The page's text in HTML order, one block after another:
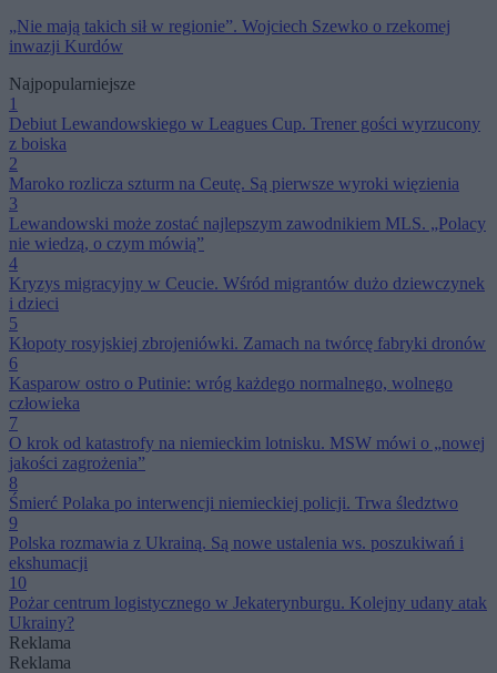
„Nie mają takich sił w regionie”. Wojciech Szewko o rzekomej
inwazji Kurdów
Najpopularniejsze
1
Debiut Lewandowskiego w Leagues Cup. Trener gości wyrzucony
z boiska
2
Maroko rozlicza szturm na Ceutę. Są pierwsze wyroki więzienia
3
Lewandowski może zostać najlepszym zawodnikiem MLS. „Polacy
nie wiedzą, o czym mówią”
4
Kryzys migracyjny w Ceucie. Wśród migrantów dużo dziewczynek
i dzieci
5
Kłopoty rosyjskiej zbrojeniówki. Zamach na twórcę fabryki dronów
6
Kasparow ostro o Putinie: wróg każdego normalnego, wolnego
człowieka
7
O krok od katastrofy na niemieckim lotnisku. MSW mówi o „nowej
jakości zagrożenia”
8
Śmierć Polaka po interwencji niemieckiej policji. Trwa śledztwo
9
Polska rozmawia z Ukrainą. Są nowe ustalenia ws. poszukiwań i
ekshumacji
10
Pożar centrum logistycznego w Jekaterynburgu. Kolejny udany atak
Ukrainy?
Reklama
Reklama